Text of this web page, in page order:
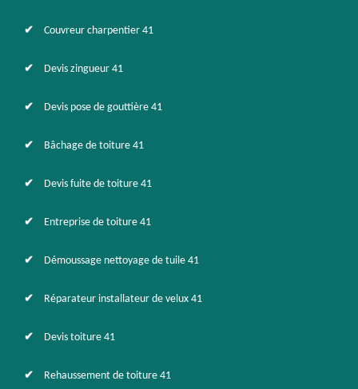
Couvreur charpentier 41
Devis zingueur 41
Devis pose de gouttière 41
Bâchage de toiture 41
Devis fuite de toiture 41
Entreprise de toiture 41
Démoussage nettoyage de tuile 41
Réparateur installateur de velux 41
Devis toiture 41
Rehaussement de toiture 41